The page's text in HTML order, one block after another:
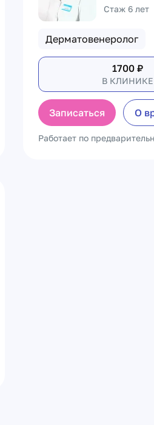
Стаж 6 лет
Дерматовенеролог
1700 ₽
В КЛИНИКЕ
Записаться О
Работает по